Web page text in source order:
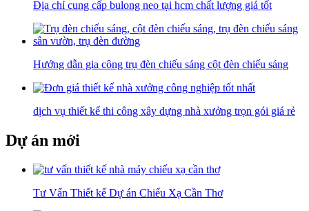
Địa chỉ cung cấp bulong neo tại hcm chất lượng giá tốt
Hướng dẫn gia công trụ đèn chiếu sáng cột đèn chiếu sáng
dịch vụ thiết kế thi công xây dựng nhà xưởng trọn gói giá rẻ
Dự án mới
Tư Vấn Thiết kế Dự án Chiếu Xạ Cần Thơ